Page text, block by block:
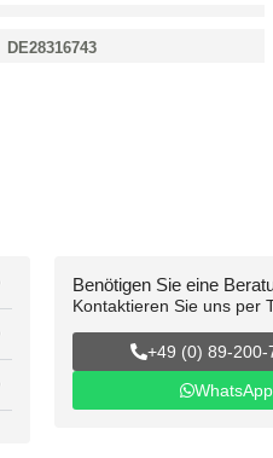
DE28316743
Benötigen Sie eine
Kontaktieren Sie uns per
+49 (0) 89-200-
WhatsApp